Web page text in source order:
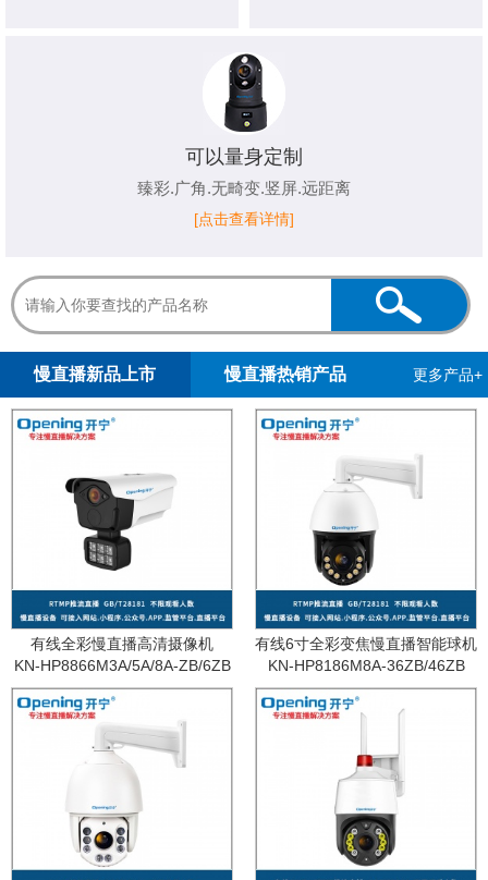
可以量身定制
臻彩.广角.无畸变.竖屏.远距离
[点击查看详情]
慢直播新品上市 慢直播热销产品 更多产品+
有线全彩慢直播高清摄像机
KN-HP8866M3A/5A/8A-ZB/6ZB
有线6寸全彩变焦慢直播智能球机
KN-HP8186M8A-36ZB/46ZB